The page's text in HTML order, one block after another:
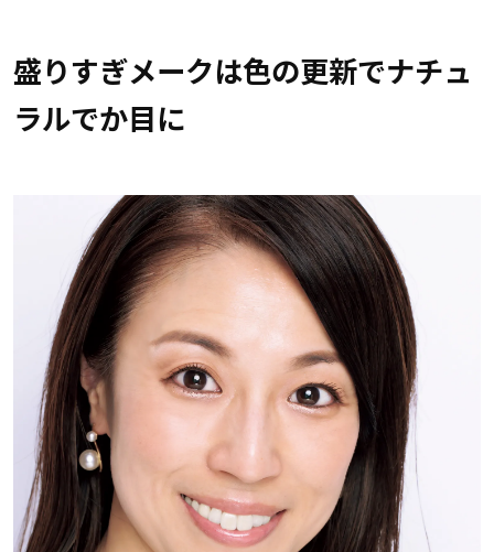
盛りすぎメークは色の更新でナチュ
ラルでか目に